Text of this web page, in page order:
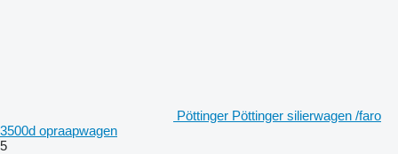
Pöttinger Pöttinger silierwagen /faro
3500d opraapwagen
5